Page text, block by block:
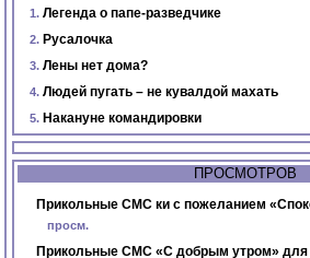
Легенда о папе-разведчике
Русалочка
Лены нет дома?
Людей пугать – не кувалдой махать
Накануне командировки
ПРОСМОТРОВ
Прикольные СМС ки с пожеланием
просм.
Прикольные СМС «С добрым утром» для